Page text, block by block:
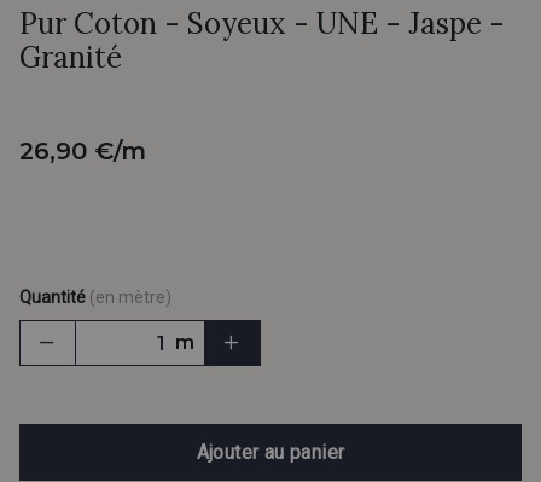
Pur Coton - Soyeux - UNE - Jaspe -
Granité
26,90 €/m
Quantité (en mètre)
m
Ajouter au panier